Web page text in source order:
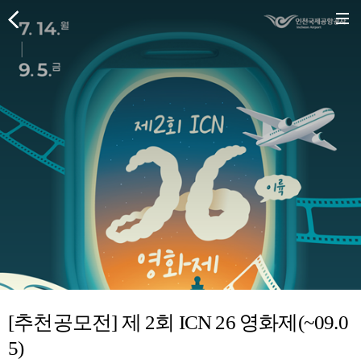
[추천공모전] 제 2회 ICN 26 영화제(~09.0
5)